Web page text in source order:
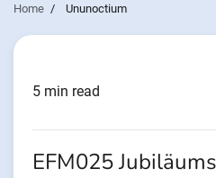
Home Ununoctium
5 min read
EFM025